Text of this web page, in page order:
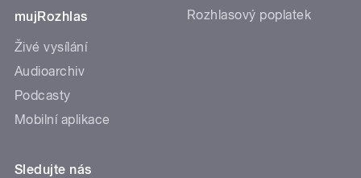
mujRozhlas
Živé vysílání
Audioarchiv
Podcasty
Mobilní aplikace
Rozhlasový poplatek
Sledujte nás